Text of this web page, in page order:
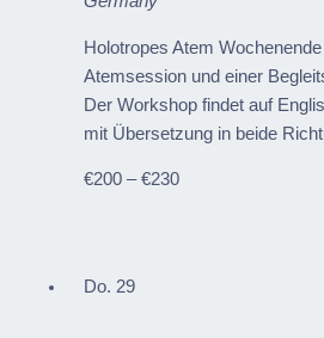
Holotropes Atem
Atemsession und einer
Der Workshop findet auf
mit Übersetzung in beide
€200 – €230
Do. 29